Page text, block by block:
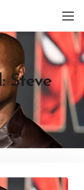
Steve